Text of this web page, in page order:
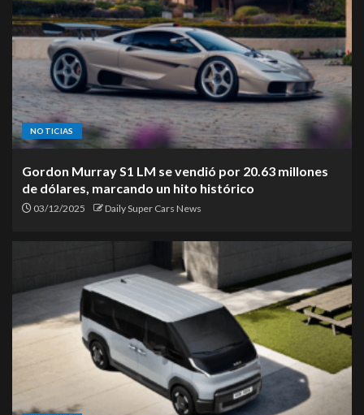
NOTICIAS
Gordon Murray S1 LM se vendió por 20.63 millones
de dólares, marcando un hito histórico
03/12/2025 Daily Super Cars News